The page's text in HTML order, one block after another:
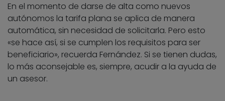
En el momento de darse de alta como nuevos
autónomos la tarifa plana se aplica de manera
automática, sin necesidad de solicitarla. Pero esto
«se hace así, si se cumplen los requisitos para ser
beneficiario», recuerda Fernández. Si se tienen dudas,
lo más aconsejable es, siempre, acudir a la ayuda de
un asesor.